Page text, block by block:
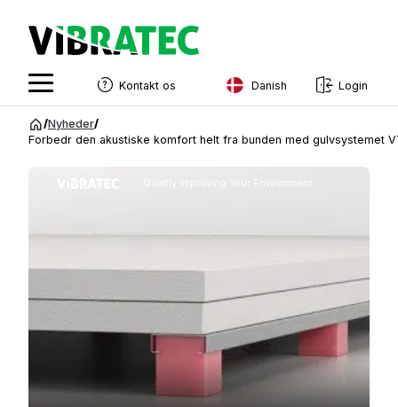
Spring
Kontakt os Danish
Swedish
Norwegian
Danish
Login
/Nyheder/
Forbedr den akustiske komfort helt fra bunden med gulvsystemet
Quietly Improving Your Environment